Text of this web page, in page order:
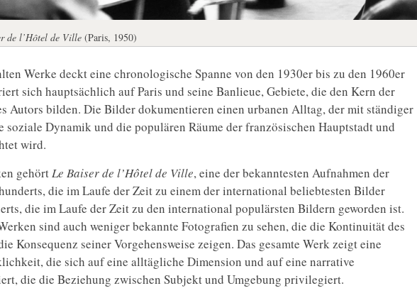
de l’Hôtel de Ville (Paris, 1950)
Werke deckt eine chronologische Spanne von den 1930er bis zu den 1960er
sich hauptsächlich auf Paris und seine Banlieue, Gebiete, die den Kern der
Autors bilden. Die Bilder dokumentieren einen urbanen Alltag, der mit ständiger
Dynamik und die populären Räume der französischen Hauptstadt und
wird.
gehörtLe Baiser de l’Hôtel de Ville, eine der bekanntesten Aufnahmen der
die im Laufe der Zeit zu einem der international beliebtesten Bilder
die im Laufe der Zeit zu den international populärsten Bildern geworden ist.
sind auch weniger bekannte Fotografien zu sehen, die die Kontinuität des
Konsequenz seiner Vorgehensweise zeigen. Das gesamte Werk zeigt eine
die sich auf eine alltägliche Dimension und auf eine narrative
die die Beziehung zwischen Subjekt und Umgebung privilegiert.